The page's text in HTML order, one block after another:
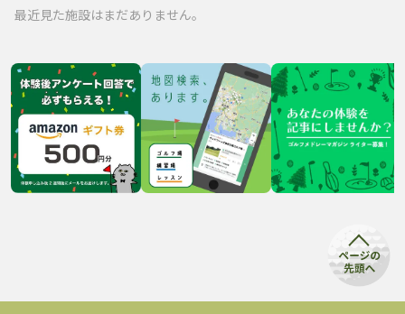
最近見た施設はまだありません。